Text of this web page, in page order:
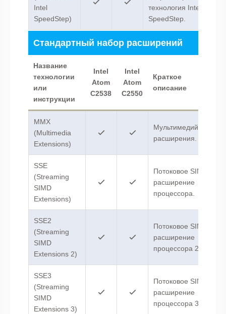
Intel
SpeedStep)
технология Intel
SpeedStep.
Стандартный набор расширений
Название
технологии
или
инструкции
Intel
Atom
C2538
Intel
Atom
C2550
Краткое
описание
MMX
(Multimedia
Extensions)
Мультимедийные
расширения.
SSE
(Streaming
SIMD
Extensions)
Потоковое SIMD-
расширение
процессора.
SSE2
(Streaming
SIMD
Extensions 2)
Потоковое SIMD-
расширение
процессора 2.
SSE3
(Streaming
SIMD
Extensions 3)
Потоковое SIMD-
расширение
процессора 3.